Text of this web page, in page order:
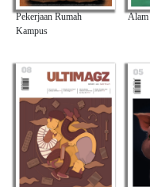
Pekerjaan Rumah
Kampus
Alam